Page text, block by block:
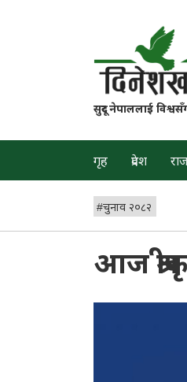
सुदूर नेपाललाई
गृह प्रदेश
#चुनाव २०८२
आज